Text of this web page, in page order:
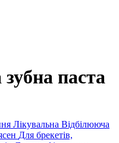
паста
Лікувальна Відбілююча
Для брекетів,